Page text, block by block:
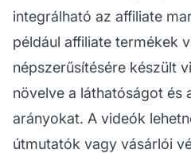
integrálható az affiliate
például affiliate termékek
népszerűsítésére készült
növelve a láthatóságot és
arányokat. A videók
útmutatók vagy vásárlói